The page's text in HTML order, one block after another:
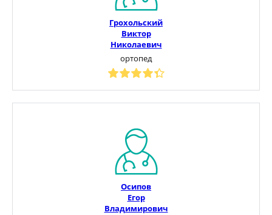
Грохольский
Виктор
Николаевич
ортопед
Осипов
Егор
Владимирович